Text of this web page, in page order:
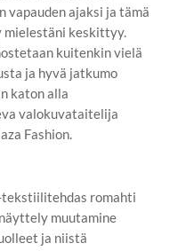
vapauden ajaksi ja tämä
mielestäni keskittyy.
kuitenkin vielä
ja hyvä jatkumo
katon alla
valokuvataitelija
Fashion.
tekstiilitehdas romahti
muutamine
ja niistä